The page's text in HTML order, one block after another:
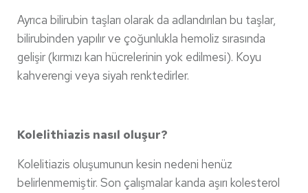
Ayrıca bilirubin taşları olarak da adlandırılan bu taşlar,
bilirubinden yapılır ve çoğunlukla hemoliz sırasında
gelişir (kırmızı kan hücrelerinin yok edilmesi). Koyu
kahverengi veya siyah renktedirler.
Kolelithiazis nasıl oluşur?
Kolelitiazis oluşumunun kesin nedeni henüz
belirlenmemiştir. Son çalışmalar kanda aşırı kolesterol